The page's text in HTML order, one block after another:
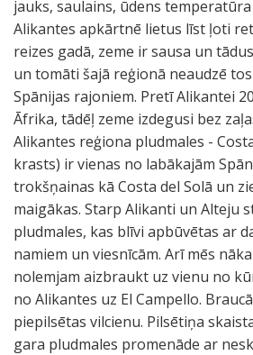
jauks, saulains, ūdens
Alikantes apkārtnē lietus līst ļoti
reizes gadā, zeme ir sausa un
un tomāti šajā reģionā neaudzē
Spānijas rajoniem. Pretī Alikantei
Āfrika, tādēļ zeme izdegusi bez
Alikantes reģiona pludmales -
krasts) ir vienas no labākajām
trokšņainas kā Costa del Solā un
maigākas. Starp Alikanti un Alteju
pludmales, kas blīvi apbūvētas ar
namiem un viesnīcām. Arī mēs
nolemjam aizbraukt uz vienu no
no Alikantes uz El Campello.
piepilsētas vilcienu. Pilsētiņa
gara pludmales promenāde ar